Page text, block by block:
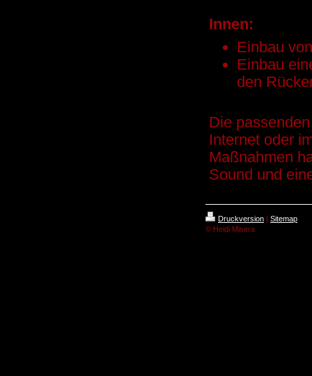
Innen:
Einbau
Einbau
den
Die
Internet oder
Maßnahmen
Sound und
Druckversion | Sitemap
© Heidi Misera